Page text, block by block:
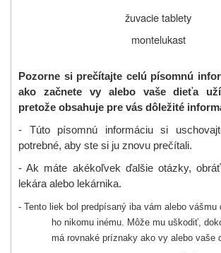
žuvacie tablety
montelukast
Pozorne si prečítajte celú písomnú
ako začnete vy alebo vaše dieťa
pretože obsahuje pre vás dôležité
- Túto písomnú informáciu si
potrebné, aby ste si ju znovu prečítali.
- Ak máte akékoľvek ďalšie otázky, obráť
lekára alebo lekárnika.
- Tento liek bol predpísaný iba vám alebo
ho nikomu inému. Môže mu uškodiť,
má rovnaké príznaky ako vy alebo vaše